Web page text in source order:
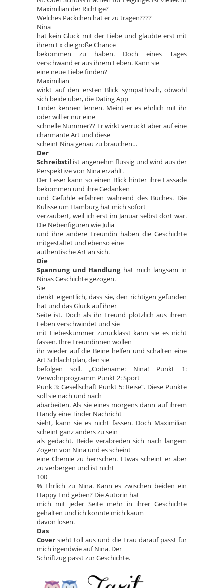
Maximilian der Richtige?
Welches Päckchen hat er zu tragen????
Nina
hat kein Glück mit der Liebe und glaubte erst mit
ihrem Ex die große Chance
bekommen zu haben. Doch eines Tages
verschwand er aus ihrem Leben. Kann sie
eine neue Liebe finden?
Maximilian
wirkt auf den ersten Blick sympathisch, obwohl
sich beide über, die Dating App
Tinder kennen lernen. Meint er es ehrlich mit ihr
oder will er nur eine
schnelle Nummer?? Er wirkt verrückt aber auf eine
charmante Art und diese
scheint Nina genau zu brauchen…
Der
Schreibstil ist angenehm flüssig und wird aus der
Perspektive von Nina erzählt.
Der Leser kann so einen Blick hinter ihre Fassade
bekommen und ihre Gedanken
und Gefühle erfahren während des Buches. Die
Kulisse um Hamburg hat mich sofort
verzaubert, weil ich erst im Januar selbst dort war.
Die Nebenfiguren wie Julia
und ihre andere Freundin haben die Geschichte
mitgestaltet und ebenso eine
authentische Art an sich.
Die
Spannung und Handlunghat mich langsam in
Ninas Geschichte gezogen.
Sie
denkt eigentlich, dass sie, den richtigen gefunden
hat und das Glück auf ihrer
Seite ist. Doch als ihr Freund plötzlich aus ihrem
Leben verschwindet und sie
mit Liebeskummer zurücklässt kann sie es nicht
fassen. Ihre Freundinnen wollen
ihr wieder auf die Beine helfen und schalten eine
Art Schlachtplan, den sie
befolgen soll. „Codename: Nina! Punkt 1:
Verwöhnprogramm Punkt 2: Sport
Punk 3: Gesellschaft Punkt 5: Reise“. Diese Punkte
soll sie nach und nach
abarbeiten. Als sie eines morgens dann auf ihrem
Handy eine Tinder Nachricht
sieht, kann sie es nicht fassen. Doch Maximilian
scheint ganz anders zu sein
als gedacht. Beide verabreden sich nach langem
Zögern von Nina und es scheint
eine Chemie zu herrschen. Etwas scheint er aber
zu verbergen und ist nicht
100
% Ehrlich zu Nina. Kann es zwischen beiden ein
Happy End geben? Die Autorin hat
mich mit jeder Seite mehr in ihrer Geschichte
gehalten und ich konnte mich kaum
davon lösen.
Das
Cover sieht toll aus und die Frau darauf passt für
mich irgendwie auf Nina. Der
Schriftzug passt zur Geschichte.